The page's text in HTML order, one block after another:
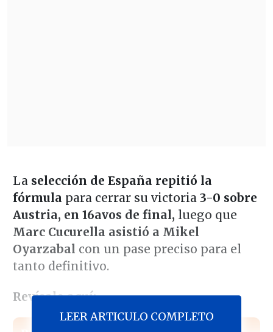
La selección de España repitió la
fórmula para cerrar su victoria 3-0 sobre
Austria, en 16avos de final, luego que
Marc Cucurella asistió a Mikel
Oyarzabal con un pase preciso para el
tanto definitivo.
Revísalo aquí:
LEER ARTICULO COMPLETO